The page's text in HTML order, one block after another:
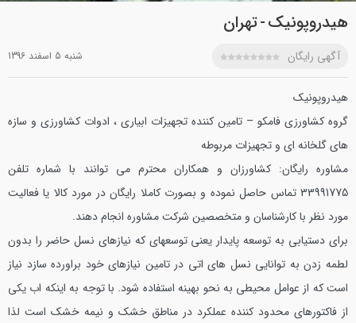
هیدروپونیک - تهران
آگهی رایگان شنبه 5 اسفند 1396
هیدروپونیک
گروه كشاورزي فامكو – تامين كننده تجهيزات ابياري ، ادوات كشاورزي و سازه
هاي گلخانه اي و تجهيزات مربوطه
مشاوره رايگان: كشاورزان و همكاران محترم مي توانند با شماره تلفن
33991775 تماس حاصل نموده و بصورت كاملا رايگان در مورد كالا يا فعاليت
مورد نظر با كارشناسان و متخصصين شركت مشاوره انجام دهند.
براي دستيابي به توسعه پايدار يعني توسعهاي كه نيازهاي نسل حاضر را بدون
لطمه زدن به توانايي نسل هاي اتي در تامين نيازهاي خود براورده سازد نياز
است كه از عوامل محيطي به نحو بهينه استفاده شود. با توجه به اينكه اب يكي
از فاكتورهاي محدود كننده عملكرد در مناطق خشك و نيمه خشك است لذا